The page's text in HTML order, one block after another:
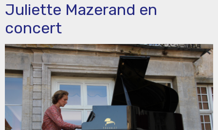
Juliette Mazerand en
concert